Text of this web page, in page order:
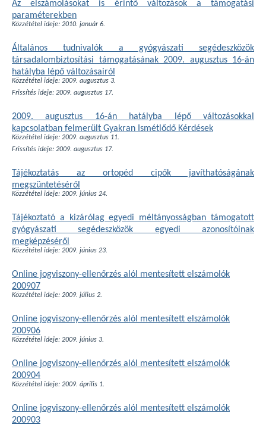
Az elszámolásokat is érintő változások a támogatási
paraméterekben
Közzététel ideje: 2010. január 6.
Általános tudnivalók a gyógyászati segédeszközök
társadalombiztosítási támogatásának 2009. augusztus 16-án
hatályba lépő változásairól
Közzététel ideje: 2009. augusztus 3.
Frissítés ideje: 2009. augusztus 17.
2009. augusztus 16-án hatályba lépő változásokkal
kapcsolatban felmerült Gyakran Ismétlődő Kérdések
Közzététel ideje: 2009. augusztus 11.
Frissítés ideje: 2009. augusztus 17.
Tájékoztatás az ortopéd cipők javíthatóságának
megszüntetéséről
Közzététel ideje: 2009. június 24.
Tájékoztató a kizárólag egyedi méltányosságban támogatott
gyógyászati segédeszközök egyedi azonosítóinak
megképzéséről
Közzététel ideje: 2009. június 23.
Online jogviszony-ellenőrzés alól mentesített elszámolók
200907
Közzététel ideje: 2009. július 2.
Online jogviszony-ellenőrzés alól mentesített elszámolók
200906
Közzététel ideje: 2009. június 3.
Online jogviszony-ellenőrzés alól mentesített elszámolók
200904
Közzététel ideje: 2009. április 1.
Online jogviszony-ellenőrzés alól mentesített elszámolók
200903